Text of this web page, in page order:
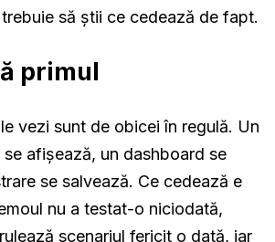
să știi ce cedează de fapt.
primul
vezi sunt de obicei în regulă. Un
afișează, un dashboard se
se salvează. Ce cedează e
nu a testat-o niciodată,
scenariul fericit o dată, iar